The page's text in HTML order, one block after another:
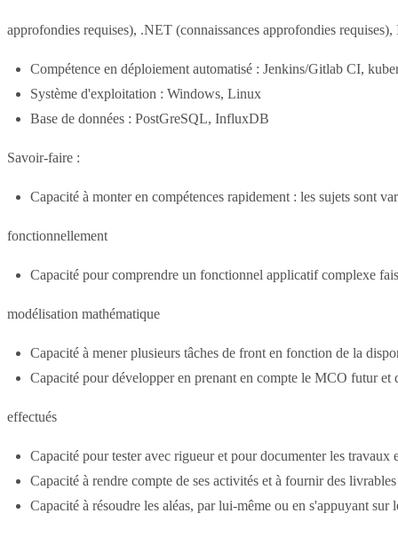
approfondies requises), .NET (connaissances approfondies
Compétence en déploiement automatisé : Jenkins/Gitlab CI,
Système d'exploitation : Windows, Linux
Base de données : PostGreSQL, InfluxDB
Savoir-faire :
Capacité à monter en compétences rapidement : les sujets sont
fonctionnellement
Capacité pour comprendre un fonctionnel applicatif complexe
modélisation mathématique
Capacité à mener plusieurs tâches de front en fonction de la
Capacité pour développer en prenant en compte le MCO futur et
effectués
Capacité pour tester avec rigueur et pour documenter les travaux
Capacité à rendre compte de ses activités et à fournir des livrables
Capacité à résoudre les aléas, par lui-même ou en s'appuyant sur